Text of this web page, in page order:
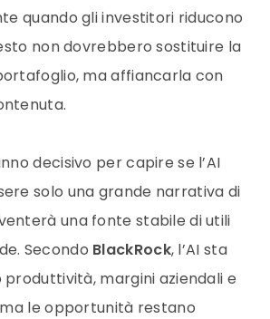
quando gli investitori riducono
non dovrebbero sostituire la
ma affiancarla con
decisivo per capire se l’AI
solo una grande narrativa di
una fonte stabile di utili
Secondo BlackRock, l’AI sta
produttività, margini aziendali e
le opportunità restano